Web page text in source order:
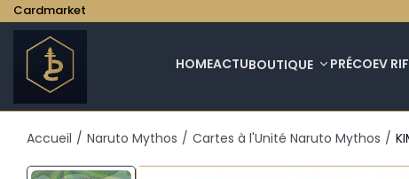
Cardmarket
HOMEACTUBOUTIQUE PRÉCOEV
Accueil / Naruto Mythos / Cartes à l'Unité Naruto Mythos /